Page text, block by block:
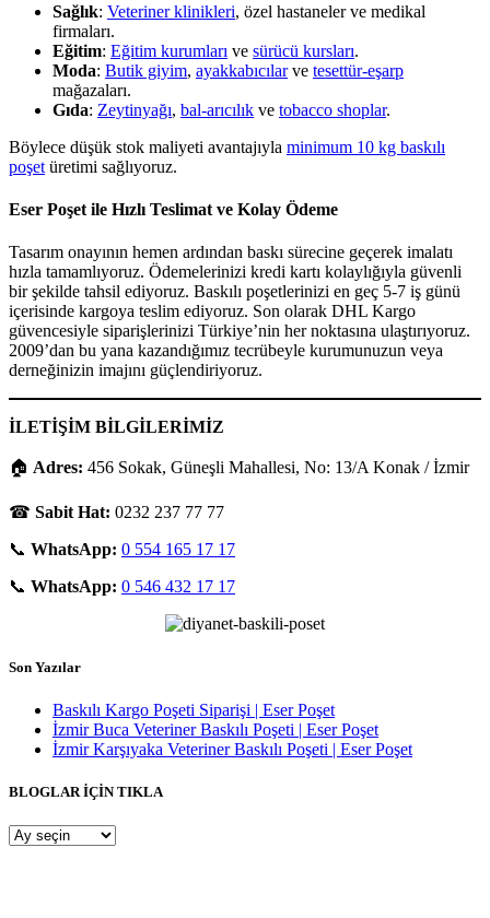
Sağlık: Veteriner klinikleri, özel hastaneler ve medikal
firmaları.
Eğitim: Eğitim kurumları ve sürücü kursları.
Moda: Butik giyim, ayakkabıcılarve tesettür-eşarp
mağazaları.
Gıda: Zeytinyağı, bal-arıcılık ve tobacco shoplar.
Böylece düşük stok maliyeti avantajıyla minimum 10 kg baskılı
poşet üretimi sağlıyoruz.
Eser Poşet ile Hızlı Teslimat ve Kolay Ödeme
Tasarım onayının hemen ardından baskı sürecine geçerek imalatı
hızla tamamlıyoruz. Ödemelerinizi kredi kartı kolaylığıyla güvenli
bir şekilde tahsil ediyoruz. Baskılı poşetlerinizi en geç 5-7 iş günü
içerisinde kargoya teslim ediyoruz. Son olarak DHL Kargo
güvencesiyle siparişlerinizi Türkiye’nin her noktasına ulaştırıyoruz.
2009’dan bu yana kazandığımız tecrübeyle kurumunuzun veya
derneğinizin imajını güçlendiriyoruz.
İLETİŞİM BİLGİLERİMİZ
🏠 Adres: 456 Sokak, Güneşli Mahallesi, No: 13/A Konak / İzmir
☎ Sabit Hat: 0232 237 77 77
📞 WhatsApp: 0 554 165 17 17
📞 WhatsApp: 0 546 432 17 17
Son Yazılar
Baskılı Kargo Poşeti Siparişi | Eser Poşet
İzmir Buca Veteriner Baskılı Poşeti | Eser Poşet
İzmir Karşıyaka Veteriner Baskılı Poşeti | Eser Poşet
BLOGLAR İÇİN TIKLA
BLOGLAR